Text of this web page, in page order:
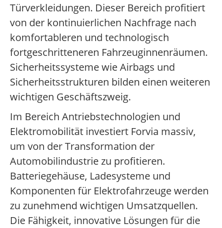
Türverkleidungen. Dieser Bereich profitiert
von der kontinuierlichen Nachfrage nach
komfortableren und technologisch
fortgeschritteneren Fahrzeuginnenräumen.
Sicherheitssysteme wie Airbags und
Sicherheitsstrukturen bilden einen weiteren
wichtigen Geschäftszweig.
Im Bereich Antriebstechnologien und
Elektromobilität investiert Forvia massiv,
um von der Transformation der
Automobilindustrie zu profitieren.
Batteriegehäuse, Ladesysteme und
Komponenten für Elektrofahrzeuge werden
zu zunehmend wichtigen Umsatzquellen.
Die Fähigkeit, innovative Lösungen für die